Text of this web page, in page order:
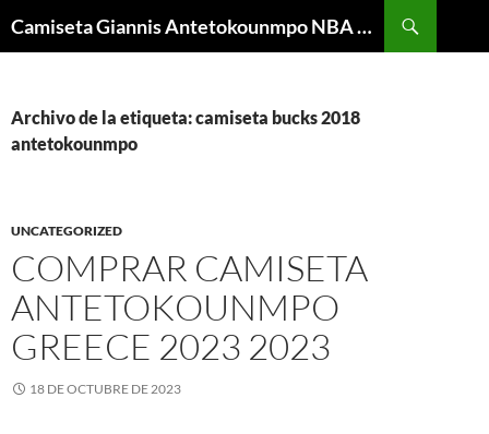
Camiseta Giannis Antetokounmpo NBA Barata
Archivo de la etiqueta: camiseta bucks 2018
antetokounmpo
UNCATEGORIZED
COMPRAR CAMISETA
ANTETOKOUNMPO
GREECE 2023 2023
18 DE OCTUBRE DE 2023